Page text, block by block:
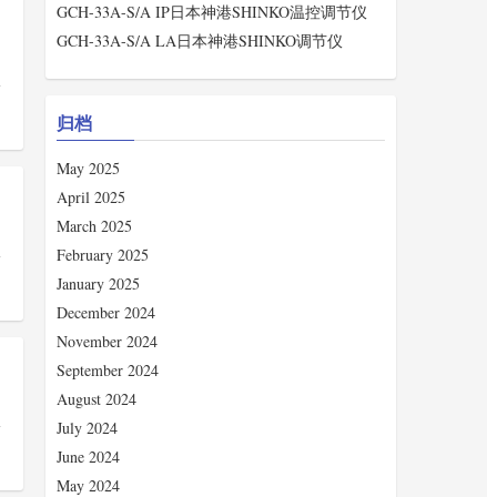
GCH-33A-S/A IP日本神港SHINKO温控调节仪
GCH-33A-S/A LA日本神港SHINKO调节仪
归档
May 2025
April 2025
March 2025
February 2025
January 2025
December 2024
November 2024
September 2024
August 2024
July 2024
June 2024
May 2024